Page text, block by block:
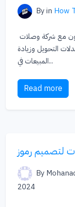
Byin How
التحويل وزيادة
المبيعات في...
Read more
By
2024